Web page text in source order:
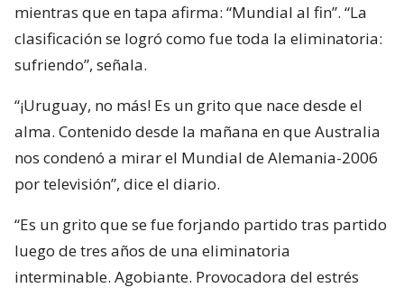
mientras que en tapa afirma: “Mundial al fin”. “La
clasificación se logró como fue toda la eliminatoria:
sufriendo”, señala.
“¡Uruguay, no más! Es un grito que nace desde el
alma. Contenido desde la mañana en que Australia
nos condenó a mirar el Mundial de Alemania-2006
por televisión”, dice el diario.
“Es un grito que se fue forjando partido tras partido
luego de tres años de una eliminatoria
interminable. Agobiante. Provocadora del estrés